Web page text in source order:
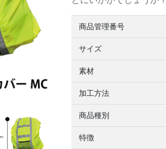
商品管理番号
サイズ
素材
加工方法
商品種別
特徴